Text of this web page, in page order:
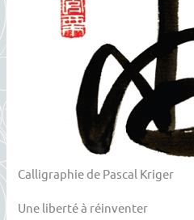
Calligraphie de Pascal Kriger
Une liberté à réinventer